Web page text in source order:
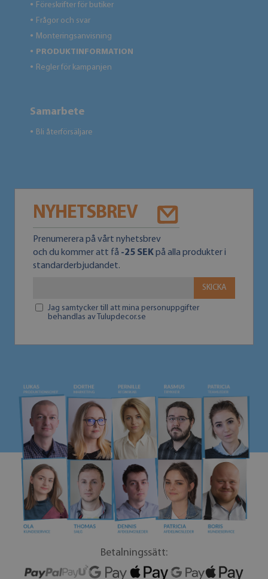
● Föreskrifter för butiker
● Frågor och svar
● Monteringsanvisning
● PRODUKTINFORMATION
● Regler för kampanjen
Samarbete
● Bli återförsäljare
NYHETSBREV
Prenumerera på vårt nyhetsbrev
och du kommer att få -25 SEKpå alla produkter i
standarderbjudandet.
SKICKA
Jag samtycker till att mina personuppgifter
behandlas av Tulupdecor.se
Betalningssätt: